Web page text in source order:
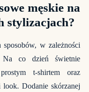
męskie na
stylizacjach?
w zależności
Na co dzień świetnie
t-shirtem oraz
Dodanie skórzanej